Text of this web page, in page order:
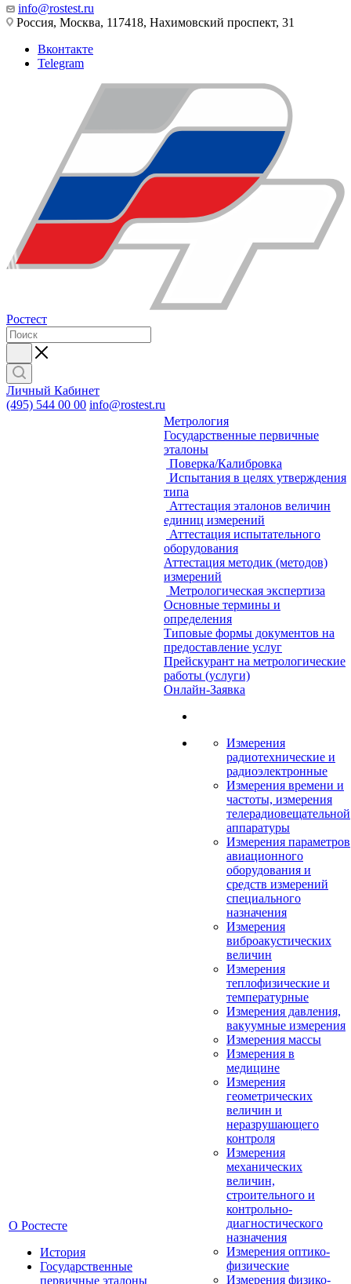
info@rostest.ru
Россия, Москва, 117418, Нахимовский проспект, 31
Вконтакте
Telegram
Ростест
Личный Кабинет
(495) 544 00 00 info@rostest.ru
О Ростесте
История
Государственные
первичные эталоны
Метрология
Государственные первичные
эталоны
Поверка/Калибровка
Испытания в целях утверждения
типа
Аттестация эталонов величин
единиц измерений
Аттестация испытательного
оборудования
Аттестация методик (методов)
измерений
Метрологическая экспертиза
Основные термины и
определения
Типовые формы документов на
предоставление услуг
Прейскурант на метрологические
работы (услуги)
Онлайн-Заявка
Измерения
радиотехнические и
радиоэлектронные
Измерения времени и
частоты, измерения
телерадиовещательной
аппаратуры
Измерения параметров
авиационного
оборудования и
средств измерений
специального
назначения
Измерения
виброакустических
величин
Измерения
теплофизические и
температурные
Измерения давления,
вакуумные измерения
Измерения массы
Измерения в
медицине
Измерения
геометрических
величин и
неразрушающего
контроля
Измерения
механических
величин,
строительного и
контрольно-
диагностического
назначения
Измерения оптико-
физические
Измерения физико-